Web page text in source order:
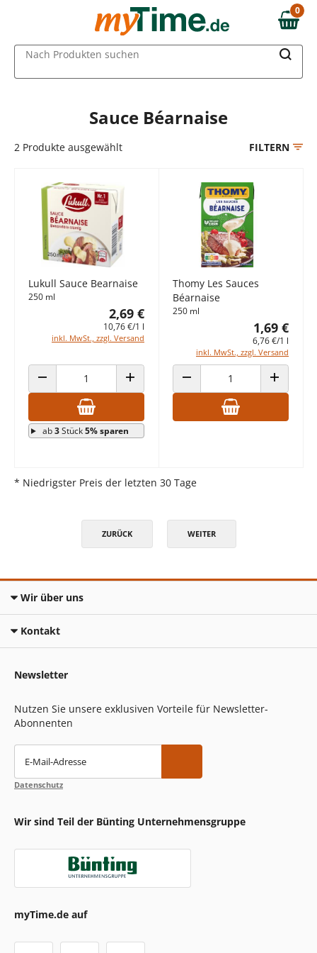
Zum Hauptinhalt springen
Zur Navigation springen
Zur Suche springen
0,00 €
0
Nach Produkten suchen
Sauce Béarnaise
2 Produkte ausgewählt FILTERN
Lukull Sauce Bearnaise
250 ml
2,69 €
10,76 €/1 l
inkl. MwSt., zzgl. Versand
ANZAHL VERRINGERN ANZAHL ERHÖHEN
ab3Stück5% sparen
Thomy Les Sauces
Béarnaise
250 ml
1,69 €
6,76 €/1 l
inkl. MwSt., zzgl. Versand
ANZAHL VERRINGERN ANZAHL
* Niedrigster Preis der letzten 30 Tage
ZURÜCK WEITER
Wir über uns
Kontakt
Newsletter
Nutzen Sie unsere exklusiven Vorteile für Newsletter-
Abonnenten
E-Mail-Adresse
Datenschutz
Wir sind Teil der Bünting Unternehmensgruppe
myTime.de auf